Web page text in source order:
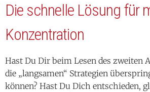
Die schnelle Lösung für
Konzentration
Hast Du Dir beim Lesen des zweiten
die „langsamen“ Strategien
können? Hast Du Dich entschieden,